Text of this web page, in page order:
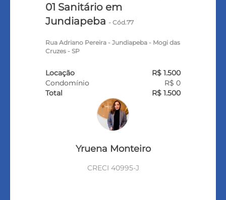
01 Sanitário em
Jundiapeba - Cód.77
Rua Adriano Pereira - Jundiapeba - Mogi das
Cruzes - SP
Locação
R$ 1.500
Condomínio
R$ 0
Total
R$ 1.500
Yruena Monteiro
CRECI 40995-J